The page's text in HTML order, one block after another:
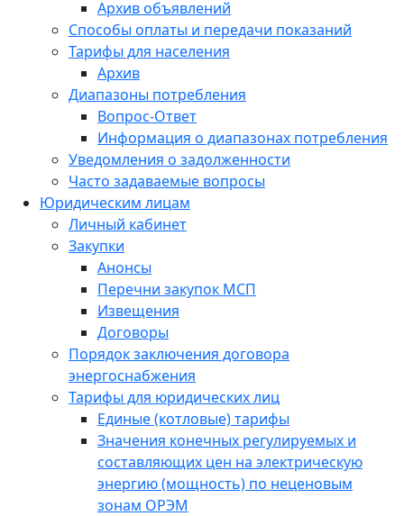
Архив объявлений
Способы оплаты и передачи показаний
Тарифы для населения
Архив
Диапазоны потребления
Вопрос-Ответ
Информация о диапазонах потребления
Уведомления о задолженности
Часто задаваемые вопросы
Юридическим лицам
Личный кабинет
Закупки
Анонсы
Перечни закупок МСП
Извещения
Договоры
Порядок заключения договора
энергоснабжения
Тарифы для юридических лиц
Единые (котловые) тарифы
Значения конечных регулируемых и
составляющих цен на электрическую
энергию (мощность) по неценовым
зонам ОРЭМ